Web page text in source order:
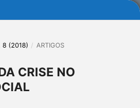
8 (2018) / ARTIGOS
CRISE NO